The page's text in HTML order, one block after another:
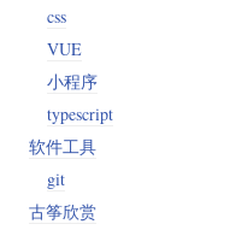
css
VUE
小程序
typescript
软件工具
git
古筝欣赏